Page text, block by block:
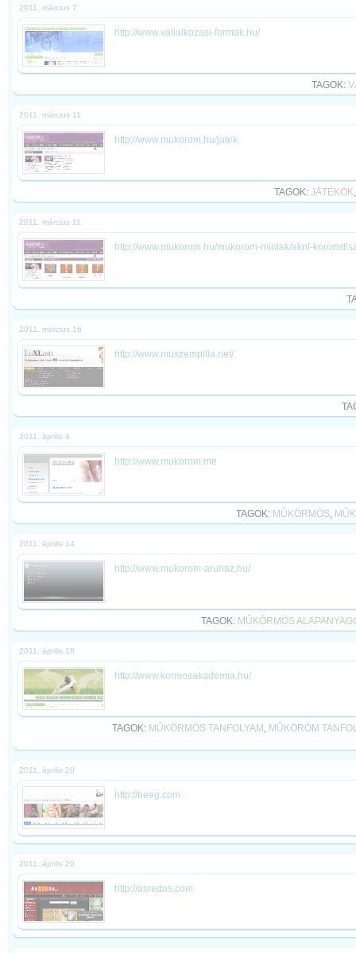
2011. március 7
http://www.vallalkozasi-formak.hu/
TAGOK:
2011. március 11
http://www.mukorom.hu/jatek
TAGOK: JÁTÉKOK
2011. március 11
http://www.mukorom.hu/mukorom-mintak/akril-
2011. március 16
http://www.muszempilla.net/
2011. április 4
http://www.mukorom.me
TAGOK: MŰKÖRMÖS,
2011. április 14
http://www.mukorom-aruhaz.hu/
TAGOK: MŰKÖRMÖS
2011. április 18
http://www.kormosakademia.hu/
TAGOK: MŰKÖRMÖS TANFOLYAM , MŰKÖRÖM
2011. április 20
http://beeg.com
2011. április 20
http://asredas.com